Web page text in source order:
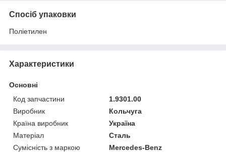
Спосіб упаковки
Поліетилен
Характеристики
Основні
Код запчастини
1.9301.00
Виробник
Кольчуга
Країна виробник
Україна
Матеріал
Сталь
Сумісність з маркою
Mercedes-Benz